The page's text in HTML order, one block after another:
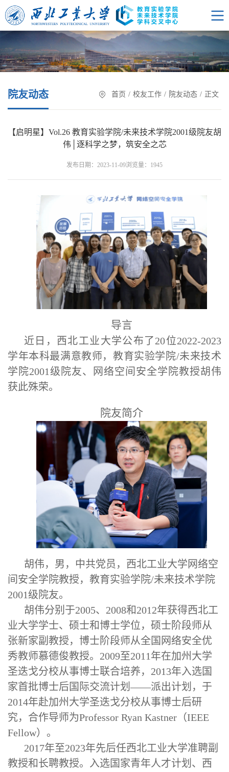
院友动态 首页 / 校友工作 / 院友动态 / 正文
【启明星】Vol.26 教育实验学院/未来技术学院2001级院友胡
伟│逐科学之梦，筑安全之芯
发布日期：2023-11-09浏览量： 1945
导言
近日，西北工业大学公布了20位2022-2023
学年本科最满意教师，教育实验学院/未来技术
学院2001级院友、网络空间安全学院教授胡伟
获此殊荣。
院友简介
胡伟， 男，中共党员 ，西北工业大学网络空
间安全学院教授，教育实验学院/未来技术学院
2001级院友。
胡伟分别于2005、2008和2012年获得西北工
业大学学士、硕士和博士学位，硕士阶段师从
张新家副教授，博士阶段师从全国网络安全优
秀教师慕德俊教授。 2009至2011年在加州大学
圣迭戈分校从事博士联合培养，2013年入选国
家首批博士后国际交流计划——派出计划，于
2014年赴加州大学圣迭戈分校从事博士后研
究，合作导师为Professor Ryan Kastner （IEEE
Fellow） 。
2017年至2023年先后任西北工业大学准聘副
教授和长聘教授。入选国家青年人才计划、西